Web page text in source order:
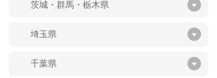
茨城・群馬・栃木県
埼玉県
千葉県